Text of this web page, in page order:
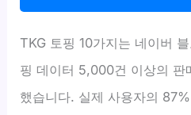
TKG 토핑 10가지는 네이버
핑 데이터 5,000건 이상의 판
했습니다. 실제 사용자의